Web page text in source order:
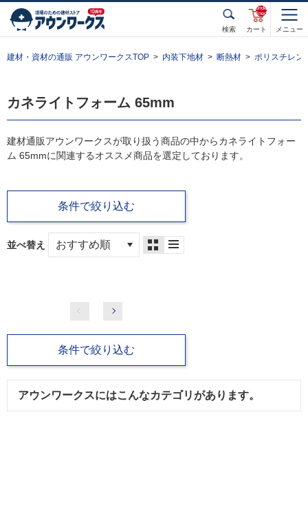
検索 カート
unde
fined
メニュー
建材・資材の通販 アウンワークスTOP 内装下地材 断熱材 ポリスチレン
カネライトフォーム 65mm
建材通販アウンワークスが取り扱う商品の中からカネライトフォー
ム 65mmに関連するオススメ商品を選定しております。
条件で絞り込む
並べ替え
条件で絞り込む
アウンワークスにはこんなカテゴリがあります。